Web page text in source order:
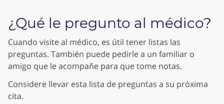
¿Qué le pregunto al médico?
Cuando visite al médico, es útil tener listas las
preguntas. También puede pedirle a un familiar o
amigo que le acompañe para que tome notas.
Considere llevar esta lista de preguntas a su próxima
cita.